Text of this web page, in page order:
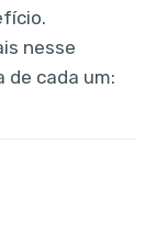
nesse
cada um: